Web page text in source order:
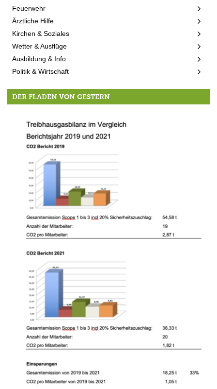
Feuerwehr
Ärztliche Hilfe
Kirchen & Soziales
Wetter & Ausflüge
Ausbildung & Info
Politik & Wirtschaft
DER FLADEN VON GESTERN